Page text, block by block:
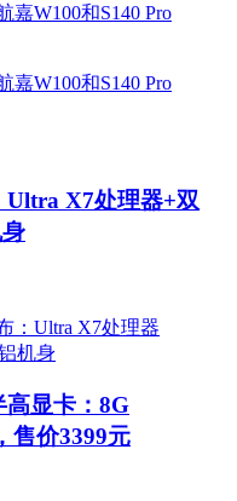
Ultra X7处理器+双
显卡：8G
售价3399元